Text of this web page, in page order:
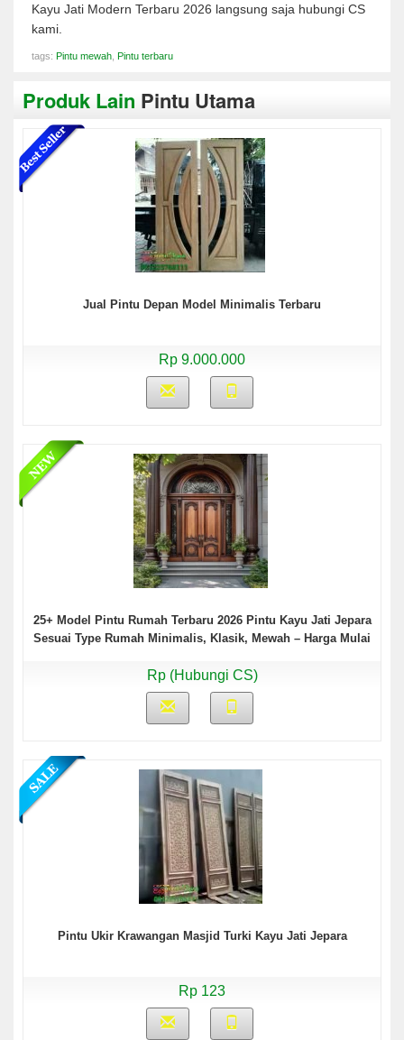
Kayu Jati Modern Terbaru 2026 langsung saja hubungi CS
kami.
tags: Pintu mewah Pintu terbaru
Produk Lain Pintu Utama
Jual Pintu Depan Model Minimalis Terbaru
Rp 9.000.000
25+ Model Pintu Rumah Terbaru 2026 Pintu Kayu Jati Jepara
Sesuai Type Rumah Minimalis, Klasik, Mewah – Harga Mulai
Rp (Hubungi CS)
Pintu Ukir Krawangan Masjid Turki Kayu Jati Jepara
Rp 123